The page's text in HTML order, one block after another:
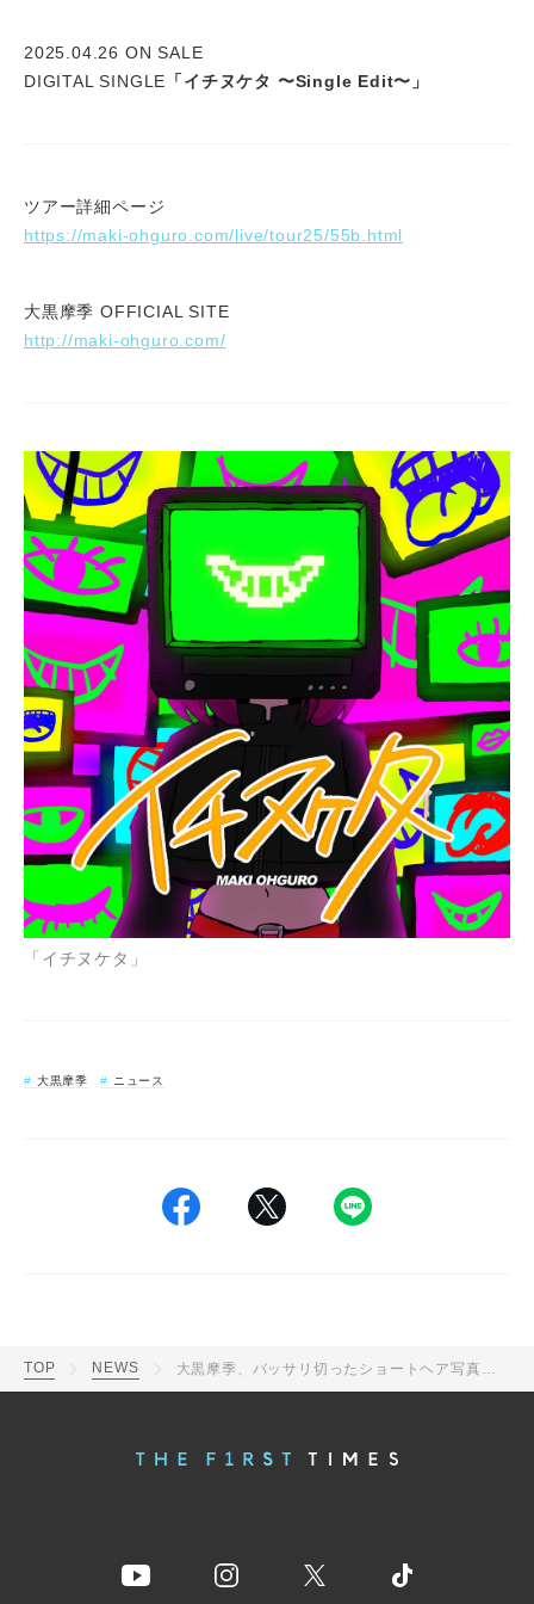
2025.04.26 ON SALE
DIGITAL SINGLE 「イチヌケタ 〜Single Edit〜」
ツアー詳細ページ
https://maki-ohguro.com/live/tour25/55b.html
大黒摩季 OFFICIAL SITE
http://maki-ohguro.com/
「イチヌケタ」
大黒摩季 ニュース
TOP NEWS 大黒摩季、バッサリ切ったショートヘア写真公開！新曲「イチヌケタ」配信リリース決定